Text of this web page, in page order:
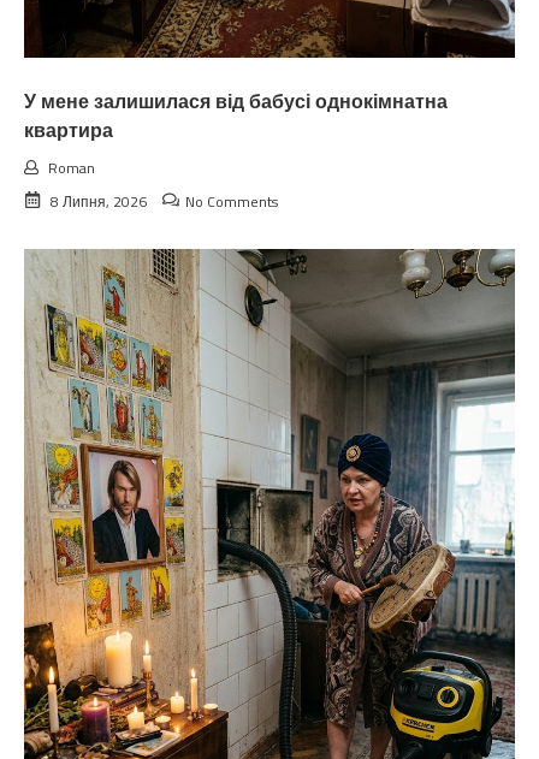
У мене залишилася від бабусі однокімнатна
квартира
Roman
8 Липня, 2026
No Comments